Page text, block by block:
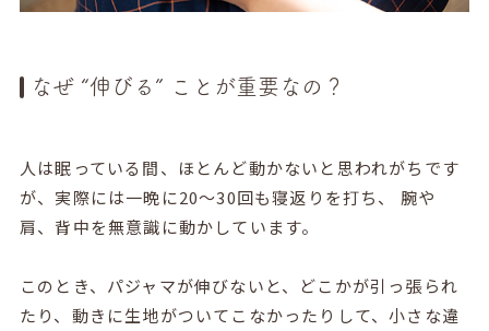
なぜ “伸びる” ことが重要なの？
人は眠っている間、ほとんど動かないと思われがちです
が、実際には一晩に20〜30回も寝返りを打ち、 腕や
肩、背中を無意識に動かしています。
このとき、パジャマが伸びないと、どこかが引っ張られ
たり、動きに生地がついてこなかったりして、小さな違